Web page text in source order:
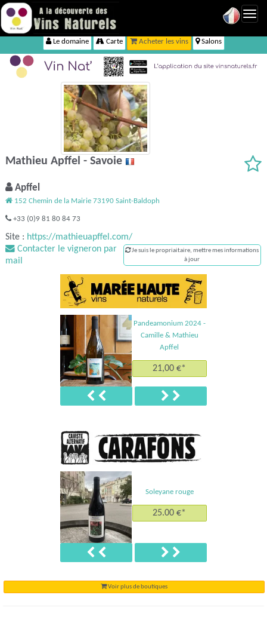
Le domaine Carte Acheter les vins Salons
Mathieu Apffel - Savoie
Apffel
152 Chemin de la Mairie 73190 Saint-Baldoph
+33 (0)9 81 80 84 73
Site : https://mathieuapffel.com/
Contacter le vigneron par
mail
Je suis le propriaitaire, mettre mes informations
à jour
Pandeamonium 2024 -
Camille & Mathieu
Apffel
21,00 €*
Précédent Suivant
Soleyane rouge
25.00 €*
Précédent Suivant
Voir plus de boutiques